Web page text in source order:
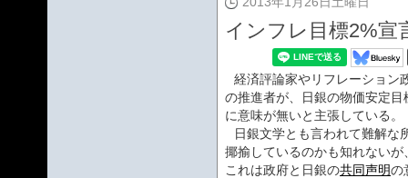
インフレ目標2%宣
経済評論家やリフレーション
の推進者が、日銀の物価安定目
に意味が無いと主張している。
日銀文学とも言われて難解な
揶揄しているのかも知れないが
これは政府と日銀の共同声明の